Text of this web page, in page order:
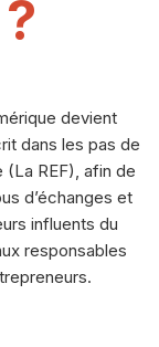
devient
dans les pas de
REF), afin de
d’échanges et
influents du
responsables